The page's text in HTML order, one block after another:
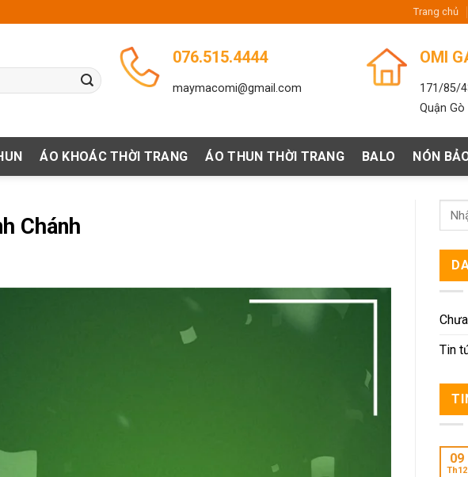
Trang chủ
076.515.4444
maymacomi@gmail.com
OMI
171/85/
Quận Gò
ÁO KHOÁC THỜI TRANG ÁO THUN THỜI TRANG BALO NÓN
Chánh
Tin
09
Th12